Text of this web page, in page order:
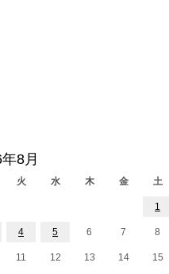
8月
火 水 木 金 土
1
4 5 6 7 8
11 12 13 14 15